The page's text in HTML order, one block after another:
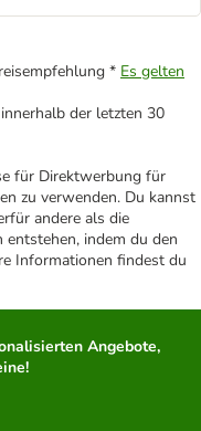
* Es gelten
der letzten 30
für Direktwerbung für
zu verwenden. Du kannst
andere als die
indem du den
Informationen findest du
Angebote,